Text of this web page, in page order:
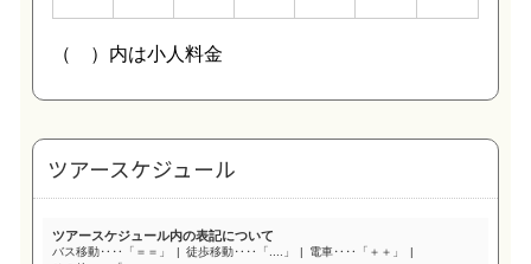
ツアースケジュール
ツアースケジュール内の表記について
バス移動‥‥「＝＝」 徒歩移動‥‥「....」
電車‥‥「＋＋」